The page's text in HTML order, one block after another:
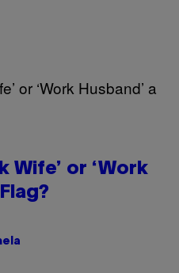
Wife’ or ‘Work